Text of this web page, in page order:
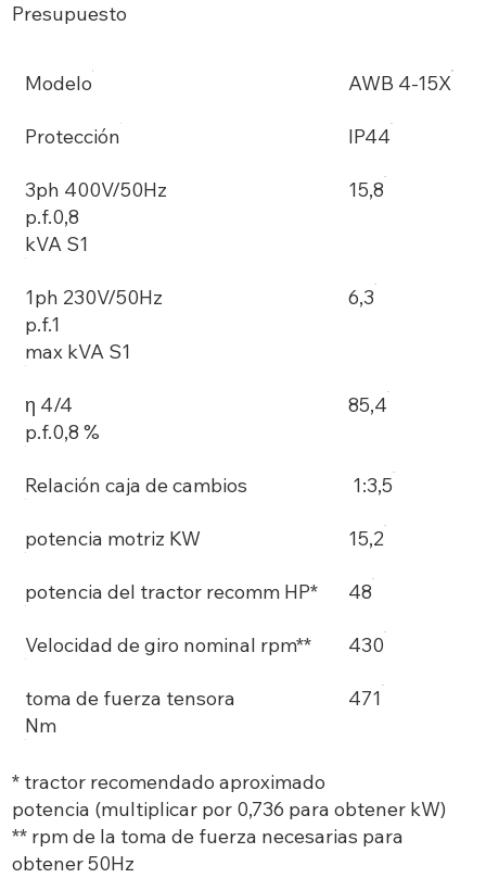
Presupuesto
Modelo AWB 4-15X
Protección IP44
3ph 400V/50Hz
p.f.0,8
kVA S1
15,8
1ph 230V/50Hz
p.f.1
max kVA S1
6,3
η 4/4
p.f.0,8 %
85,4
Relación caja de cambios 1:3,5
potencia motriz KW 15,2
potencia del tractor recomm HP* 48
Velocidad de giro nominal rpm** 430
toma de fuerza tensora
Nm
471
* tractor recomendado aproximado
potencia (multiplicar por 0,736 para obtener kW)
** rpm de la toma de fuerza necesarias para
obtener 50Hz